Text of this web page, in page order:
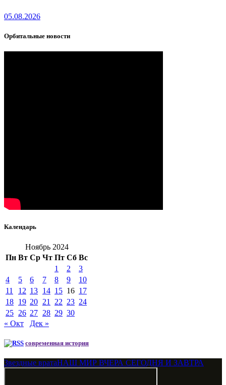
05.08.2026
Орбитальные новости
Календарь
Ноябрь 2024
Пн Вт Ср Чт Пт Сб Вс
1
2
3
4
5 6 7 8 9
10
11
12 13 14 15 16 17
18 19 20 21 22 23 24
25 26 27 28 29 30
« Окт
Дек »
современная история
Звездные вратаНАШ МИР ВЧЕРА СЕГОДНЯ И ЗАВТРА